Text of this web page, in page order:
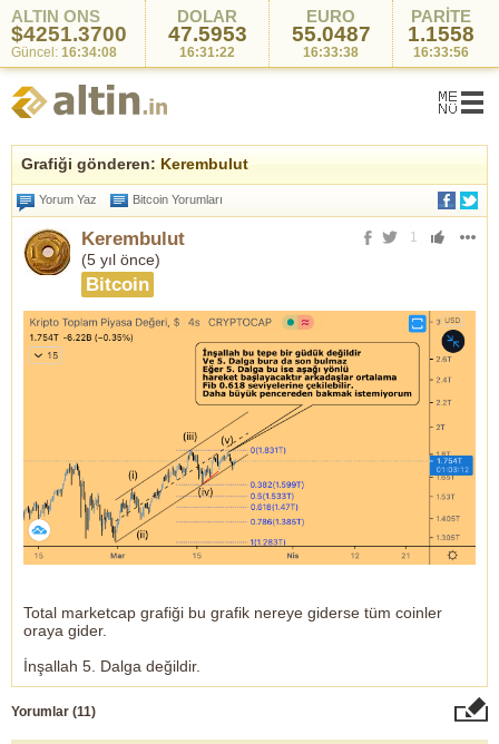
ALTIN ONS
$4251.3700
Güncel: 16:34:08
DOLAR
47.5953
16:31:22
EURO
55.0487
16:33:38
PARİTE
1.1558
16:33:56
Grafiği gönderen: Kerembulut
Yorum Yaz Bitcoin Yorumları
Kerembulut
(5 yıl önce)
Bitcoin
1
Total marketcap grafiği bu grafik nereye giderse tüm coinler
oraya gider.
İnşallah 5. Dalga değildir.
Yorumlar (11)